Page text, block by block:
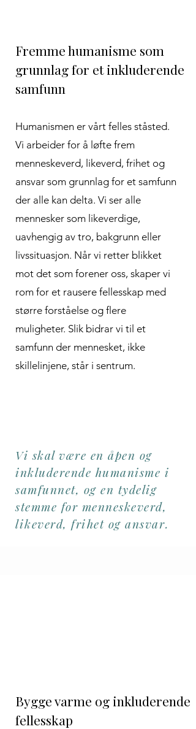
Fremme humanisme som
grunnlag for et inkluderende
samfunn
Humanismen er vårt felles ståsted.
Vi arbeider for å løfte frem
menneskeverd, likeverd, frihet og
ansvar som grunnlag for et samfunn
der alle kan delta. Vi ser alle
mennesker som likeverdige,
uavhengig av tro, bakgrunn eller
livssituasjon. Når vi retter blikket
mot det som forener oss, skaper vi
rom for et rausere fellesskap med
større forståelse og flere
muligheter. Slik bidrar vi til et
samfunn der mennesket, ikke
skillelinjene, står i sentrum.
Vi skal være en åpen og
inkluderende humanisme i
samfunnet, og en tydelig
stemme for menneskeverd,
likeverd, frihet og ansvar.
Bygge varme og inkluderende
fellesskap